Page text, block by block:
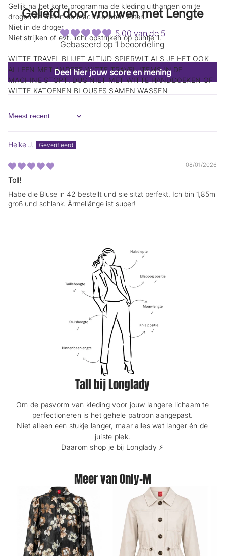
Gelijk na het korte programma de kleding uithangen om te
drogen en niet in de machine laten zitten.
Niet in de droger
Niet strijken of evt. licht opstrijken op puntje 1.
WITTE TRAVEL BLIJFT ALTIJD SPIERWIT ALS JE HET OOK
ALLEEN MET ANDERE WITTE TRAVEL ITEMS IN DE
MACHINE STOPT. DUS NIET MET WITTE HANDDOEKEN OF
WITTE KATOENEN BLOUSES SAMEN WASSEN
e
n
n
i
w
s
c
h
e
.
e
e
n
n
i
w
s
c
h
e
.
Geliefd door vrouwen met Lengte
5.00 van de 5
Gebaseerd op 1 beoordeling
Deel hier jouw score en mening
Sort by
Heike J.
08/01/2026
Toll!
Habe die Bluse in 42 bestellt und sie sitzt perfekt. Ich bin 1,85m
groß und schlank. Ärmellänge ist super!
Tall bij Longlady
Om de pasvorm van kleding voor jouw langere lichaam te
perfectioneren is het gehele patroon aangepast.
Niet alleen een stukje langer, maar alles wat langer én de
juiste plek.
Daarom shop je bij Longlady ⚡️
Meer van Only-M